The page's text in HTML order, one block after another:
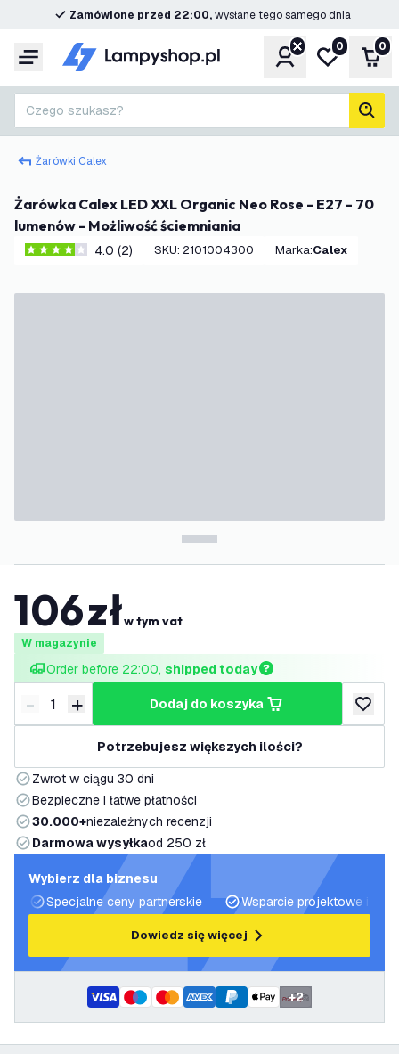
Zamówione przed 22:00,wysłane tego samego dnia
Menu KontoMoja lista
0 0
Czego szukasz?
Żarówki Calex
Żarówka Calex LED XXL Organic Neo Rose - E27 - 70
lumenów - Możliwość ściemniania
4 Gwiazdki oceny
4.0 (2) SKU: 2101004300 Marka: Calex
106złw tym vat
W magazynie
Order before 22:00, shipped today
Zmniejsz ilość
- Zwiększ ilość
+ dodaj do koszyka
dodaj
Potrzebujesz większych ilości?
Zwrot w ciągu 30 dni
Bezpieczne i łatwe płatności
30.000+niezależnych recenzji
Darmowa wysyłkaod 250 zł
Wybierz dla biznesu
Specjalne ceny partnerskie
Wsparcie projektowe i
Dowiedz się więcej
+2